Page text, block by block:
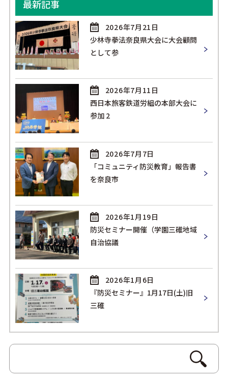
最新記事
2026年7月21日
少林寺拳法奈良県大会に大会顧問
として参
2026年7月11日
西日本旅客鉄道労組の本部大会に
参加 2
2026年7月7日
「コミュニティ防災教育」報告書
を奈良市
2026年1月19日
防災セミナー開催（学園三碓地域
自治協議
2026年1月6日
『防災セミナー』1月17日(土)旧
三碓